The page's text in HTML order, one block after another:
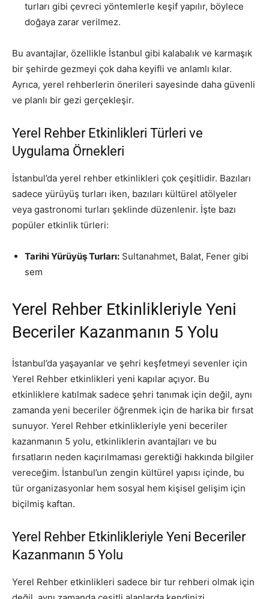
turları gibi çevreci yöntemlerle keşif yapılır, böylece
doğaya zarar verilmez.
Bu avantajlar, özellikle İstanbul gibi kalabalık ve karmaşık
bir şehirde gezmeyi çok daha keyifli ve anlamlı kılar.
Ayrıca, yerel rehberlerin önerileri sayesinde daha güvenli
ve planlı bir gezi gerçekleşir.
Yerel Rehber Etkinlikleri Türleri ve
Uygulama Örnekleri
İstanbul’da yerel rehber etkinlikleri çok çeşitlidir. Bazıları
sadece yürüyüş turları iken, bazıları kültürel atölyeler
veya gastronomi turları şeklinde düzenlenir. İşte bazı
popüler etkinlik türleri:
Tarihi Yürüyüş Turları: Sultanahmet, Balat, Fener gibi
sem
Yerel Rehber Etkinlikleriyle Yeni
Beceriler Kazanmanın 5 Yolu
İstanbul’da yaşayanlar ve şehri keşfetmeyi sevenler için
Yerel Rehber etkinlikleri yeni kapılar açıyor. Bu
etkinliklere katılmak sadece şehri tanımak için değil, aynı
zamanda yeni beceriler öğrenmek için de harika bir fırsat
sunuyor. Yerel Rehber etkinlikleriyle yeni beceriler
kazanmanın 5 yolu, etkinliklerin avantajları ve bu
fırsatların neden kaçırılmaması gerektiği hakkında bilgiler
vereceğim. İstanbul’un zengin kültürel yapısı içinde, bu
tür organizasyonlar hem sosyal hem kişisel gelişim için
biçilmiş kaftan.
Yerel Rehber Etkinlikleriyle Yeni Beceriler
Kazanmanın 5 Yolu
Yerel Rehber etkinlikleri sadece bir tur rehberi olmak için